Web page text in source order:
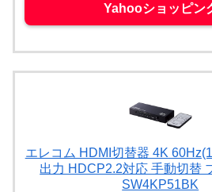
Yahooショッピン
エレコム HDMI切替器 4K
出力 HDCP2.2対応 手動切替
SW4KP51BK